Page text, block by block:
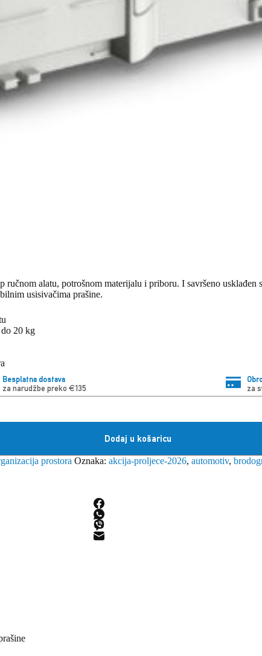
alatu, potrošnom materijalu i priboru. I savršeno usklađen
usisivačima prašine.
20 kg
Besplatna dostava
za narudžbe preko €135
za
Dodaj u košaricu
prostora Oznaka: akcija-proljece-2026, automotiv,